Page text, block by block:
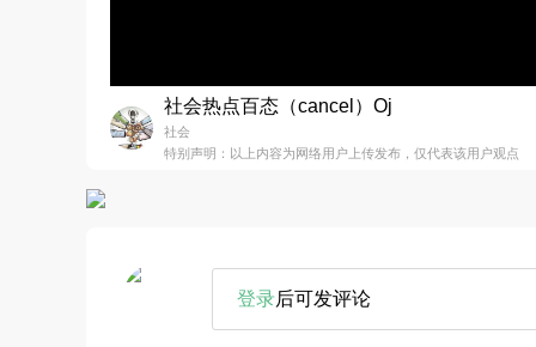
社会热点百态（cancel）Oj
社会
特别声明：以上内容为网络用户上传发布，仅代表该用户观点
登录后可发评论